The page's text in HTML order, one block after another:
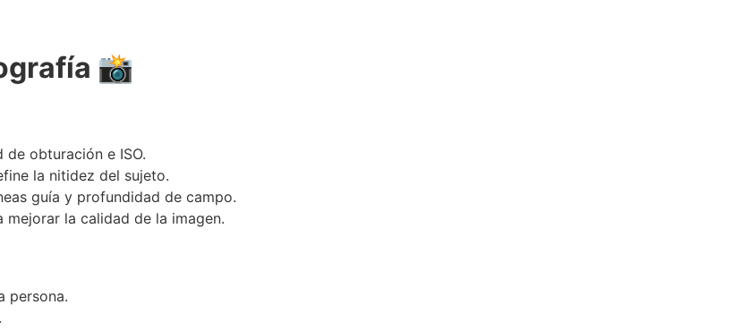
📸
obturación e ISO.
la nitidez del sujeto.
guía y profundidad de campo.
la calidad de la imagen.
persona.